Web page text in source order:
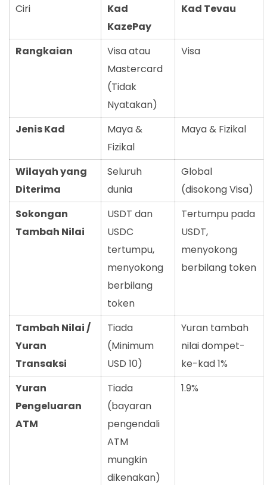
Ciri
Kad
KazePay
Kad Tevau
Rangkaian
Visa atau
Mastercard
(Tidak
Nyatakan)
Visa
Jenis Kad
Maya &
Fizikal
Maya & Fizikal
Wilayah yang
Diterima
Seluruh
dunia
Global
(disokong Visa)
Sokongan
Tambah Nilai
USDT dan
USDC
tertumpu,
menyokong
berbilang
token
Tertumpu pada
USDT,
menyokong
berbilang token
Tambah Nilai /
Yuran
Transaksi
Tiada
(Minimum
USD 10)
Yuran tambah
nilai dompet-
ke-kad 1%
Yuran
Pengeluaran
ATM
Tiada
(bayaran
pengendali
ATM
mungkin
dikenakan)
1.9%